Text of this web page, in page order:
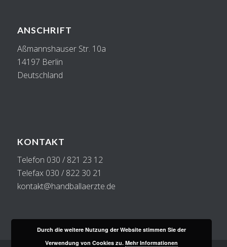
ANSCHRIFT
Aßmannshauser Str. 10a
14197 Berlin
Deutschland
KONTAKT
Telefon 030 / 821 23 12
Telefax 030 / 822 30 21
kontakt@handballaerzte.de
Durch die weitere Nutzung der Website stimmen Sie der
Verwendung von Cookies zu.Mehr Informationen